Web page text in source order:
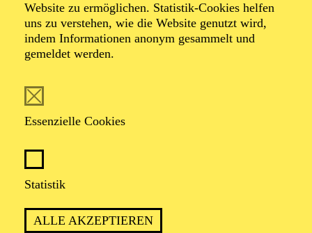
Website zu ermöglichen. Statistik-Cookies helfen
uns zu verstehen, wie die Website genutzt wird,
indem Informationen anonym gesammelt und
gemeldet werden.
Essenzielle Cookies
Statistik
ALLE AKZEPTIEREN
KS. Christina Clark
Sopran
Minnesota, geboren. Noch während ihrer
Ann Arbor debütierte sie als Rosina ("Il Barbiere di
Gretel ("Hänsel und Gretel") an der Toledo Opera
sowie Musette ("La Bohème") an der Cleveland Opera.